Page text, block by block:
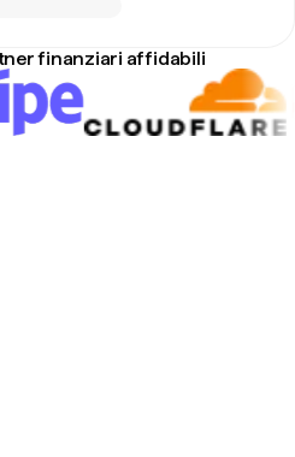
finanziari affidabili